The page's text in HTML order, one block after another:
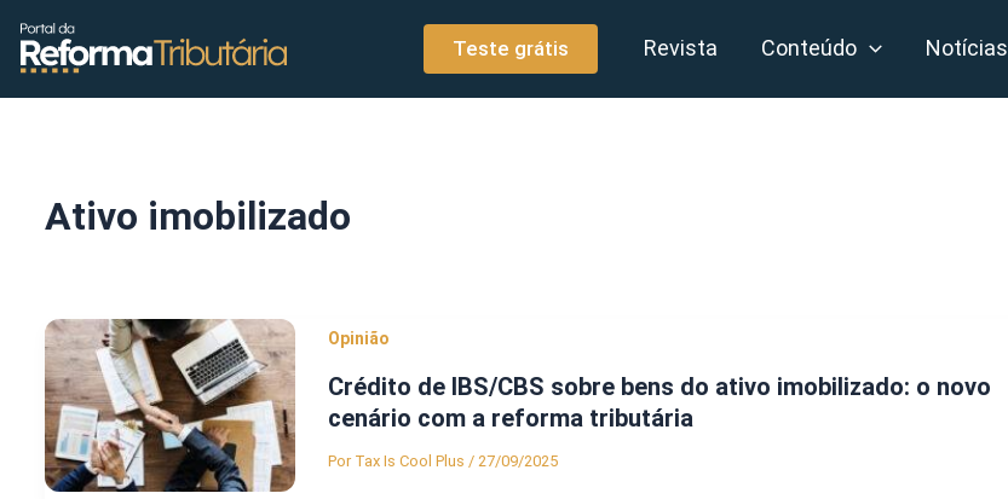
conteúdo
Teste grátis Revista Conteúdo Notícias
Ativo imobilizado
Opinião
Crédito de IBS/CBS sobre bens do ativo imobilizado: o novo
cenário com a reforma tributária
Por Tax Is Cool Plus / 27/09/2025